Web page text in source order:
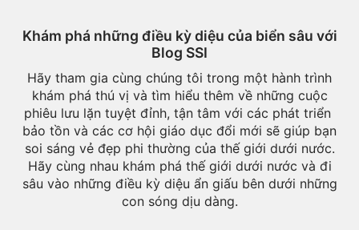
Khám phá những điều kỳ diệu của biển sâu với
Blog SSI
Hãy tham gia cùng chúng tôi trong một hành trình
khám phá thú vị và tìm hiểu thêm về những cuộc
phiêu lưu lặn tuyệt đỉnh, tận tâm với các phát triển ​​
bảo tồn và các cơ hội giáo dục đổi mới sẽ giúp bạn
soi sáng vẻ đẹp phi thường của thế giới dưới nước.
Hãy cùng nhau khám phá thế giới dưới nước và đi
sâu vào những điều kỳ diệu ẩn giấu bên dưới những
con sóng dịu dàng.